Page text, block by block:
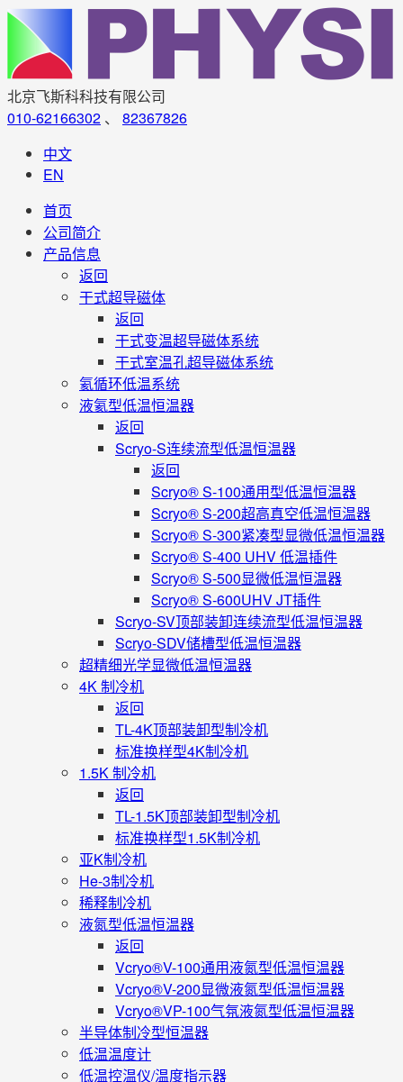
北京飞斯科科技有限公司
010-62166302 、 82367826
中文
EN
首页
公司简介
产品信息
返回
干式超导磁体
返回
干式变温超导磁体系统
干式室温孔超导磁体系统
氦循环低温系统
液氦型低温恒温器
返回
Scryo-S连续流型低温恒温器
返回
Scryo® S-100通用型低温恒温器
Scryo® S-200超高真空低温恒温器
Scryo® S-300紧凑型显微低温恒温器
Scryo® S-400 UHV 低温插件
Scryo® S-500显微低温恒温器
Scryo® S-600UHV JT插件
Scryo-SV顶部装卸连续流型低温恒温器
Scryo-SDV储槽型低温恒温器
超精细光学显微低温恒温器
4K 制冷机
返回
TL-4K顶部装卸型制冷机
标准换样型4K制冷机
1.5K 制冷机
返回
TL-1.5K顶部装卸型制冷机
标准换样型1.5K制冷机
亚K制冷机
He-3制冷机
稀释制冷机
液氮型低温恒温器
返回
Vcryo®V-100通用液氮型低温恒温器
Vcryo®V-200显微液氮型低温恒温器
Vcryo®VP-100气氛液氮型低温恒温器
半导体制冷型恒温器
低温温度计
低温控温仪/温度指示器